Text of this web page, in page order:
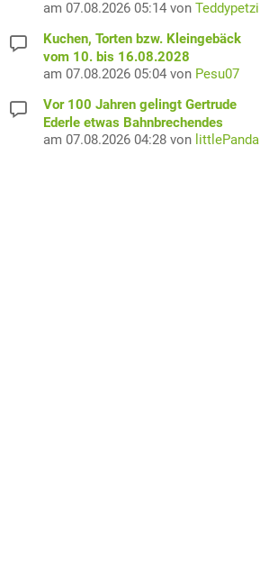
am 07.08.2026 05:14 von Teddypetzi
Kuchen, Torten bzw. Kleingebäck
vom 10. bis 16.08.2028
am 07.08.2026 05:04 von Pesu07
Vor 100 Jahren gelingt Gertrude
Ederle etwas Bahnbrechendes
am 07.08.2026 04:28 von littlePanda